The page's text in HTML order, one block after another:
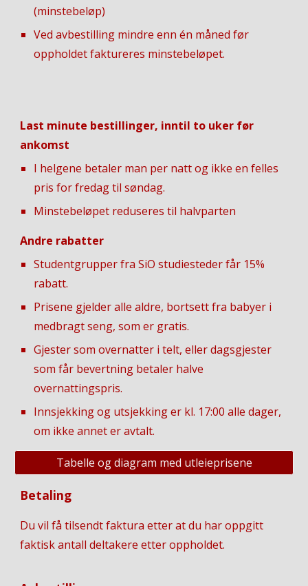
(minstebeløp)
Ved avbestilling mindre enn én måned før
oppholdet faktureres minstebeløpet.
Last minute bestillinger, inntil to uker før
ankomst
I helgene betaler man per natt og ikke en felles
pris for fredag til søndag.
Minstebeløpet reduseres til halvparten
Andre rabatter
Studentgrupper fra SiO studiesteder får 15%
rabatt.
Prisene gjelder alle aldre, bortsett fra babyer i
medbragt seng, som er gratis.
Gjester som overnatter i telt, eller dagsgjester
som får bevertning betaler halve
overnattingspris.
Innsjekking og utsjekking er kl. 17:00 alle dager,
om ikke annet er avtalt.
Tabelle og diagram med utleieprisene
Betaling
Du vil få tilsendt faktura etter at du har oppgitt
faktisk antall deltakere etter oppholdet.